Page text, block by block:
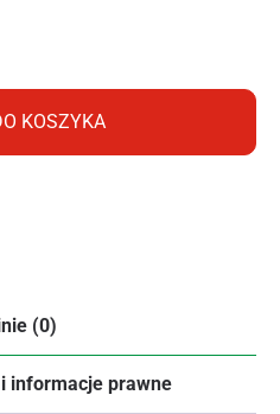
KOSZYKA
(0)
informacje prawne